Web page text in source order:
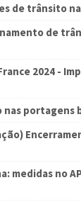
de trânsito
de
2024 -
nas portagens
medidas no